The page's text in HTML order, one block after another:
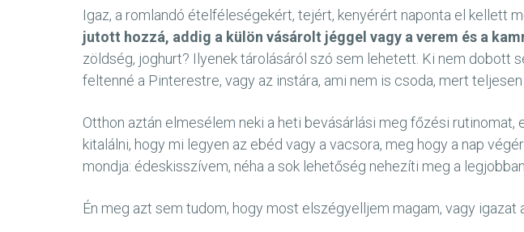
Igaz, a romlandó ételféleségekért, tejért, kenyérért naponta el kellett
jutott hozzá, addig a külön vásárolt jéggel vagy a verem és a
zöldség, joghurt? Ilyenek tárolásáról szó sem lehetett. Ki nem
feltenné a Pinterestre, vagy az instára, ami nem is csoda, mert
Otthon aztán elmesélem neki a heti bevásárlási meg főzési
kitalálni, hogy mi legyen az ebéd vagy a vacsora, meg hogy a nap
mondja: édeskisszívem, néha a sok lehetőség nehezíti meg a
Én meg azt sem tudom, hogy most elszégyelljem magam, vagy igazat